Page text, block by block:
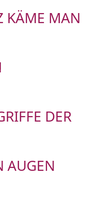
KÄME MAN
DER
AUGEN